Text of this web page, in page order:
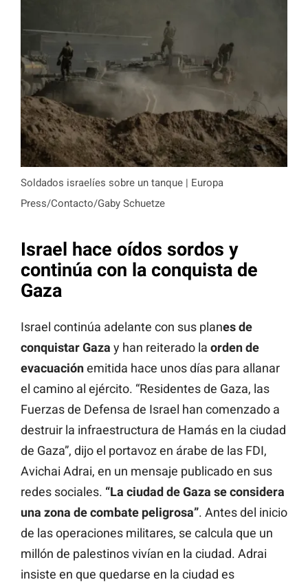
Soldados israelíes sobre un tanque | Europa
Press/Contacto/Gaby Schuetze
Israel hace oídos sordos y
continúa con la conquista de
Gaza
Israel continúa adelante con sus planes de
conquistar Gaza y han reiterado la orden de
evacuaciónemitida hace unos días para allanar
el camino al ejército. “Residentes de Gaza, las
Fuerzas de Defensa de Israel han comenzado a
destruir la infraestructura de Hamás en la ciudad
de Gaza”, dijo el portavoz en árabe de las FDI,
Avichai Adrai, en un mensaje publicado en sus
redes sociales. “La ciudad de Gaza se considera
una zona de combate peligrosa”. Antes del inicio
de las operaciones militares, se calcula que un
millón de palestinos vivían en la ciudad. Adrai
insiste en que quedarse en la ciudad es